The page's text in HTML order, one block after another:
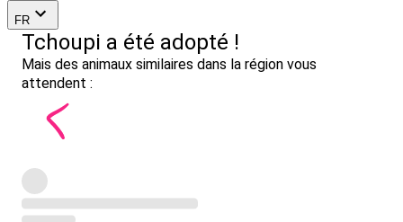
FR
Tchoupi a été adopté !
Mais des animaux similaires dans la région vous
attendent :